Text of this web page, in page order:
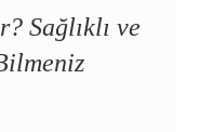
Sağlıklı ve